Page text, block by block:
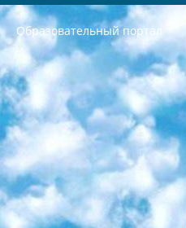
Образовательный портал
РЕСПУБЛИКА УЗБЕКИСТАН МИНИСТРЕРСТВО ДОШКОЛЬНОГО И ШКОЛЬНОГО ОБРАЗОВАНИЯ КОМАНДА в общеобразовательных учреждениях в 2023-2024 учебном году организация и проведение итоговой государственной аттестации обучающихся о Министра дошкольного и школьного образования Республики Узбекистан от 4 марта 2008 года (постановлением Минюста от 20 марта 2008 года № 1778 государственной регистрации) «Итоговое состояние учащихся общего среднего образования на основании положения об утверждении положения об аттестации общего среднего образования выпускной экзамен студентов в образовательных учреждениях в 2023-2024 учебном году В целях организации и прохождения аттестации приказываю: 1. Следующее: перечень предметов, по которым будет проводиться итоговая государственная аттестация и экзамен формы перевода согласно приложению 1; сертификаты международного образца, оценивающие уровень владения иностранными языками перечень согласно приложению 2; 2. Педагогический при специализированных образовательных учреждениях. научно-практический центр квалификации и международной оценки (Д.Давидова) 2024 г. До 25 марта: задания по предметам, по которым будет проводиться итоговая аттестация разработка и утверждение технических условий; итоговая аттестация на основании разработанного предметного задания разработка вопросов по предметам (устно и письменно), экзамен передача; общеобразовательные средние школы и специальные учебные заведения учащиеся выпускных классов школ и интернатов в агентской системе подготовка базы данных экзаменационных материалов и критериев оценки; перевод базы экзаменационных материалов на все языки обучения подать в Республиканский образовательный центр для изготовления; варианты экзаменов на основе разработанных контрольных материалов пусть будут поставлены задачи формирования. 3. Республиканский образовательный центр (Ш.Худайкулов) до 5 апреля 2024 года. до: база данных предоставленных экзаменационных материалов на все языки обучения перевод и экспертиза; для слепых, слабовидящих, глухих, слабослышащих и умственно отсталых детей учащиеся выпускных классов специализированных школ и школ-интернатов база данных экзаменационных материалов на всех преподаваемых языках подготовка критериев оценки; специализированные школы для умственно отсталых детей и технологии для учащихся выпускных классов школ-интернатов разработка соответствующих рекомендаций и критериев проведения ЕГЭ по естествознанию давать задания. 4. Педагогический при специализированных образовательных учреждениях. Научно-практический центр навыков и международной оценки (Д.Давидова), Республика образовательный центр (Худайкулов Ш.) итоговый государственный аттестационный экзамен ориентирован на творческое и логическое мышление при подготовке базы материалов учитывать введение заданий. 5. Следует отметить, что: сертификат государственного образца о знании общеобразовательного предмета и как минимум национальный уровень B1 по предметам на иностранных языках, указанным в Приложении 2. или международно признанный сертификат эквивалентного уровня студенты, изучающие определенный предмет, освобождаются от экзамена; по соответствующим предметам запланирована итоговая государственная аттестация за день до дня, путем жеребьевки Рабочей группой (в письменной форме по предметам, проводимым в форме) из числа сформированных вариантов выбрано 2 варианта; 2 выбранных варианта экзамена анонсированы на официальном сайте министерства и все выпускники по всей стране на основе этих вариантов проводит итоговую государственную аттестацию. 6. Государственное образование учащихся средних общеобразовательных учреждений. знания в соответствии с квалификационными требованиями, которые необходимо приобрести на основании стандартов итоговый (выпускной) контроль для 9 и 11 классов в целях тестирования Экзамены (далее – экзамены) состоят из предметов, перечисленных в приложении 1. будет сделано. 7. Экзамены пройдут с 26 мая по 15 июня 2024 г. (кроме науки физического воспитания). 8. Физическая для учащихся 9 классов общесредних образовательных учреждений. Экзамены по предмету «Образование, квалификация медицина» 1-6 мая 2024 года. сотрудники перевести под присмотр (с отклонениями в физическом или умственном развитии) специализированная школа для детей, школы-интернаты и со сколиозом школы-интернаты санаторного типа для больных детей исключены). 9. Он был слепым, слабовидящим и имел нарушения опорно-двигательного аппарата. экзамены в специализированных школах и интернатах для детей должны проводиться исходя из требований, предъявляемых к общеобразовательным учреждениям (физкультура кроме науки). 10. Специализированная школа для глухих и слабослышащих детей. и экзамены в интернатах и быть реализован в виде письменного теста по математике. 11. Специальность для умственно отсталых детей. Для 9 класса Родной язык и литературное письмо Государственный язык (язык обучения – узбекский). для неклассов) написано Математическое письмо Письменная/устная история Узбекистана Физическое воспитание практично Итоговый контроль Для 11 класса Написание родного языка и литературы (эссе) Математическое письмо Узбекский язык (обучение на узбекском языке) не посещающее общее среднее образование для учреждений)/Образовательное учреждение выбор письменный и устный Иностранный язык письменный/устный Письменная/устная история Узбекистана *По выбору студента:  Химия  Физика  Основы государственного права  География 10 бесплатных образовательных ресурсов - Мы составили подборку онлайн-проектов с интерактивными упражнениями, видеолекциями и статьями. Они помогут вам обрести новые и освежить старые знания бесплатно. 1. «ИНТУИТ» Старейшая образовательная площадка Рунета. Здесь вы найдёте сотни текстовых и видеокурсов на десятки различных тем — от программирования до психологии. Многие курсы подготовлены российскими университетами и крупными международными компаниями вроде Intel и Microsoft. Самостоятельное обучение бесплатное, но желающие могут оплатить услуги персональных наставников. 2. «Смартия» знакомит с актуальными профессиями и подсказывает, как им